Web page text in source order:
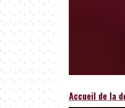
Accueil de la